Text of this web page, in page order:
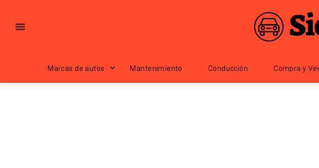
Marcas de autos Mantenimiento Conducción Compra y